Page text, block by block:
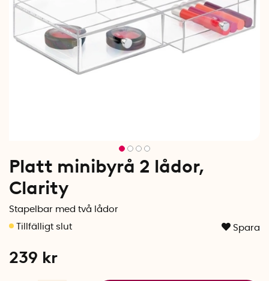
Platt minibyrå 2 lådor,
Clarity
Stapelbar med två lådor
Spara
239 kr